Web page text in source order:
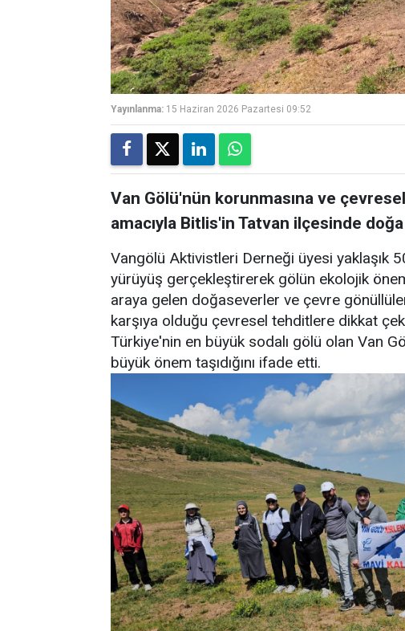
Yayınlanma: 15 Haziran 2026 Pazartesi 09:52
Van Gölü'nün korunmasına ve
amacıyla Bitlis'in Tatvan ilçesinde doğa
Vangölü Aktivistleri Derneği üyesi yaklaşık
yürüyüş gerçekleştirerek gölün ekolojik
araya gelen doğaseverler ve çevre
karşıya olduğu çevresel tehditlere dikkat
Türkiye'nin en büyük sodalı gölü olan Van
büyük önem taşıdığını ifade etti.